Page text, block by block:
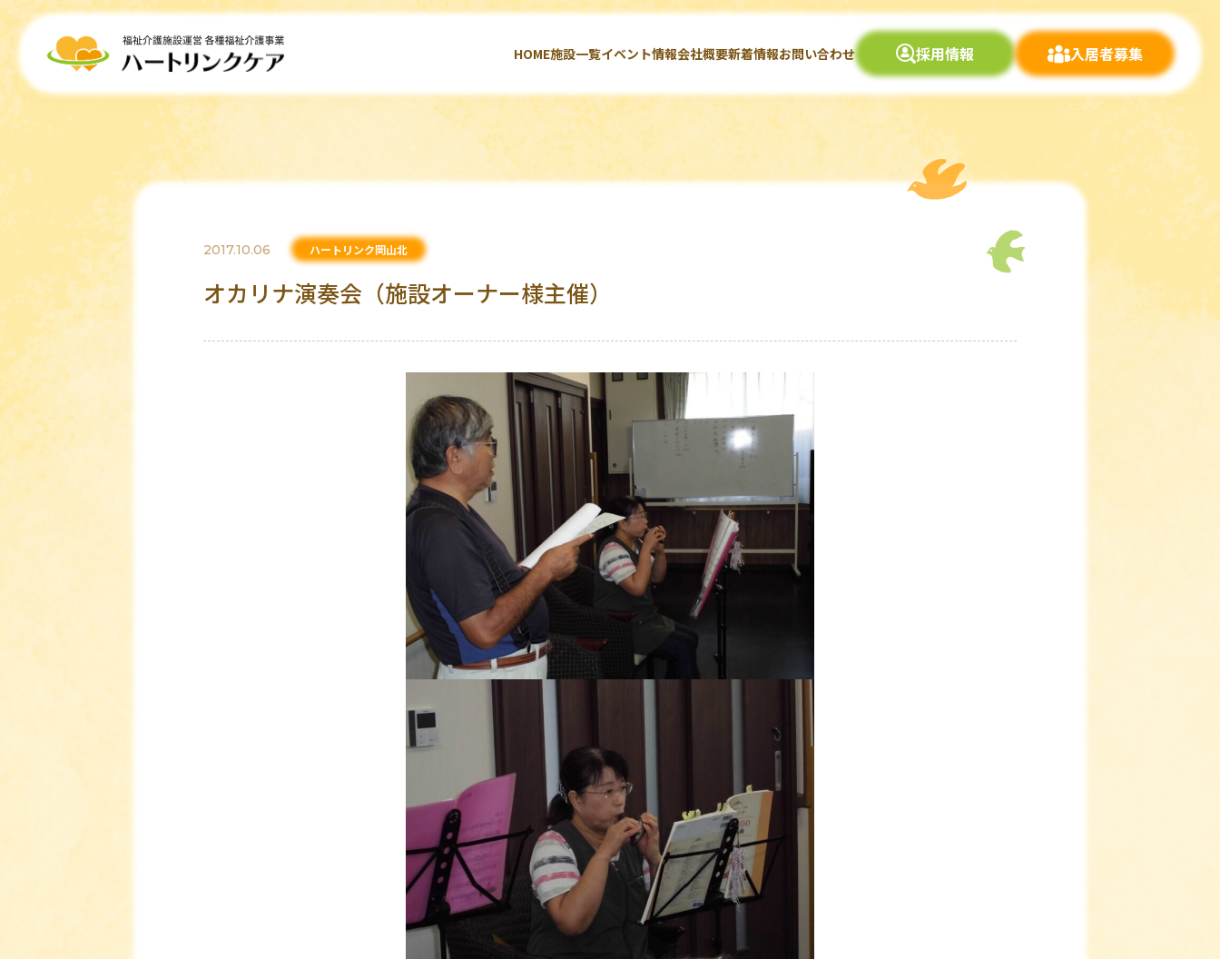
HOME施設一覧イベント情報会社概要新着情報お問い合わせ 採用情報 入居者募集
2017.10.06 ハートリンク岡山北
オカリナ演奏会（施設オーナー様主催）